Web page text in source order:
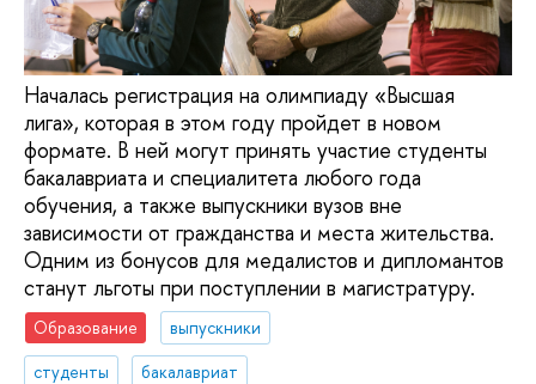
Началась регистрация на олимпиаду «Высшая
лига», которая в этом году пройдет в новом
формате. В ней могут принять участие студенты
бакалавриата и специалитета любого года
обучения, а также выпускники вузов вне
зависимости от гражданства и места жительства.
Одним из бонусов для медалистов и дипломантов
станут льготы при поступлении в магистратуру.
Образование
выпускники
студенты
бакалавриат